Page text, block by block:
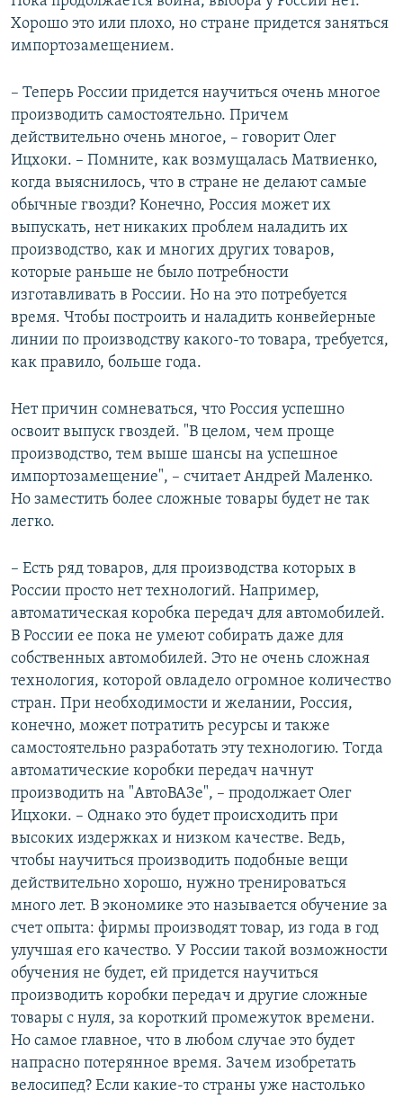
Хорошо это или плохо, но стране придется заняться
импортозамещением.
– Теперь России придется научиться очень многое
производить самостоятельно. Причем
действительно очень многое, – говорит Олег
Ицхоки. – Помните, как возмущалась Матвиенко,
когда выяснилось, что в стране не делают самые
обычные гвозди? Конечно, Россия может их
выпускать, нет никаких проблем наладить их
производство, как и многих других товаров,
которые раньше не было потребности
изготавливать в России. Но на это потребуется
время. Чтобы построить и наладить конвейерные
линии по производству какого-то товара, требуется,
как правило, больше года.
Нет причин сомневаться, что Россия успешно
освоит выпуск гвоздей. "В целом, чем проще
производство, тем выше шансы на успешное
импортозамещение", – считает Андрей Маленко.
Но заместить более сложные товары будет не так
легко.
– Есть ряд товаров, для производства которых в
России просто нет технологий. Например,
автоматическая коробка передач для автомобилей.
В России ее пока не умеют собирать даже для
собственных автомобилей. Это не очень сложная
технология, которой овладело огромное количество
стран. При необходимости и желании, Россия,
конечно, может потратить ресурсы и также
самостоятельно разработать эту технологию. Тогда
автоматические коробки передач начнут
производить на "АвтоВАЗе", – продолжает Олег
Ицхоки. – Однако это будет происходить при
высоких издержках и низком качестве. Ведь,
чтобы научиться производить подобные вещи
действительно хорошо, нужно тренироваться
много лет. В экономике это называется обучение за
счет опыта: фирмы производят товар, из года в год
улучшая его качество. У России такой возможности
обучения не будет, ей придется научиться
производить коробки передач и другие сложные
товары с нуля, за короткий промежуток времени.
Но самое главное, что в любом случае это будет
напрасно потерянное время. Зачем изобретать
велосипед? Если какие-то страны уже настолько